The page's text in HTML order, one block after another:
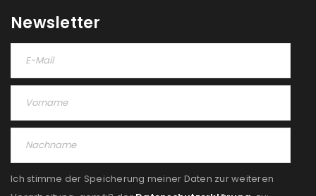
Newsletter
Ich stimme der Speicherung meiner Daten zur weiteren